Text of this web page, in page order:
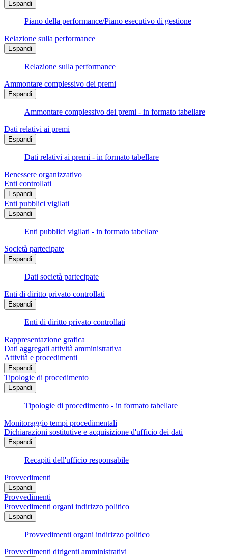
Espandi
Piano della performance/Piano esecutivo di gestione
Relazione sulla performance
Espandi
Relazione sulla performance
Ammontare complessivo dei premi
Espandi
Ammontare complessivo dei premi - in formato tabellare
Dati relativi ai premi
Espandi
Dati relativi ai premi - in formato tabellare
Benessere organizzativo
Enti controllati
Espandi
Enti pubblici vigilati
Espandi
Enti pubblici vigilati - in formato tabellare
Società partecipate
Espandi
Dati società partecipate
Enti di diritto privato controllati
Espandi
Enti di diritto privato controllati
Rappresentazione grafica
Dati aggregati attività amministrativa
Attività e procedimenti
Espandi
Tipologie di procedimento
Espandi
Tipologie di procedimento - in formato tabellare
Monitoraggio tempi procedimentali
Dichiarazioni sostitutive e acquisizione d'ufficio dei dati
Espandi
Recapiti dell'ufficio responsabile
Provvedimenti
Espandi
Provvedimenti
Provvedimenti organi indirizzo politico
Espandi
Provvedimenti organi indirizzo politico
Provvedimenti dirigenti amministrativi